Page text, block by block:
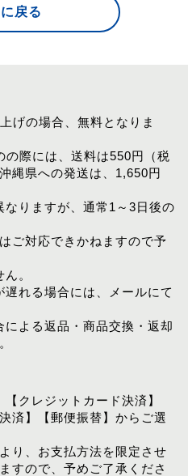
戻る
げの場合、無料となりま
の際には、送料は550円（税
縄県への発送は、1,650円
りますが、通常1～3日後の
ご対応できかねますので予
。
れる場合には、メールにて
よる返品・商品交換・返却
クレジットカード決済】
済】【郵便振替】からご選
り、お支払方法を限定させ
すので、予めご了承くださ